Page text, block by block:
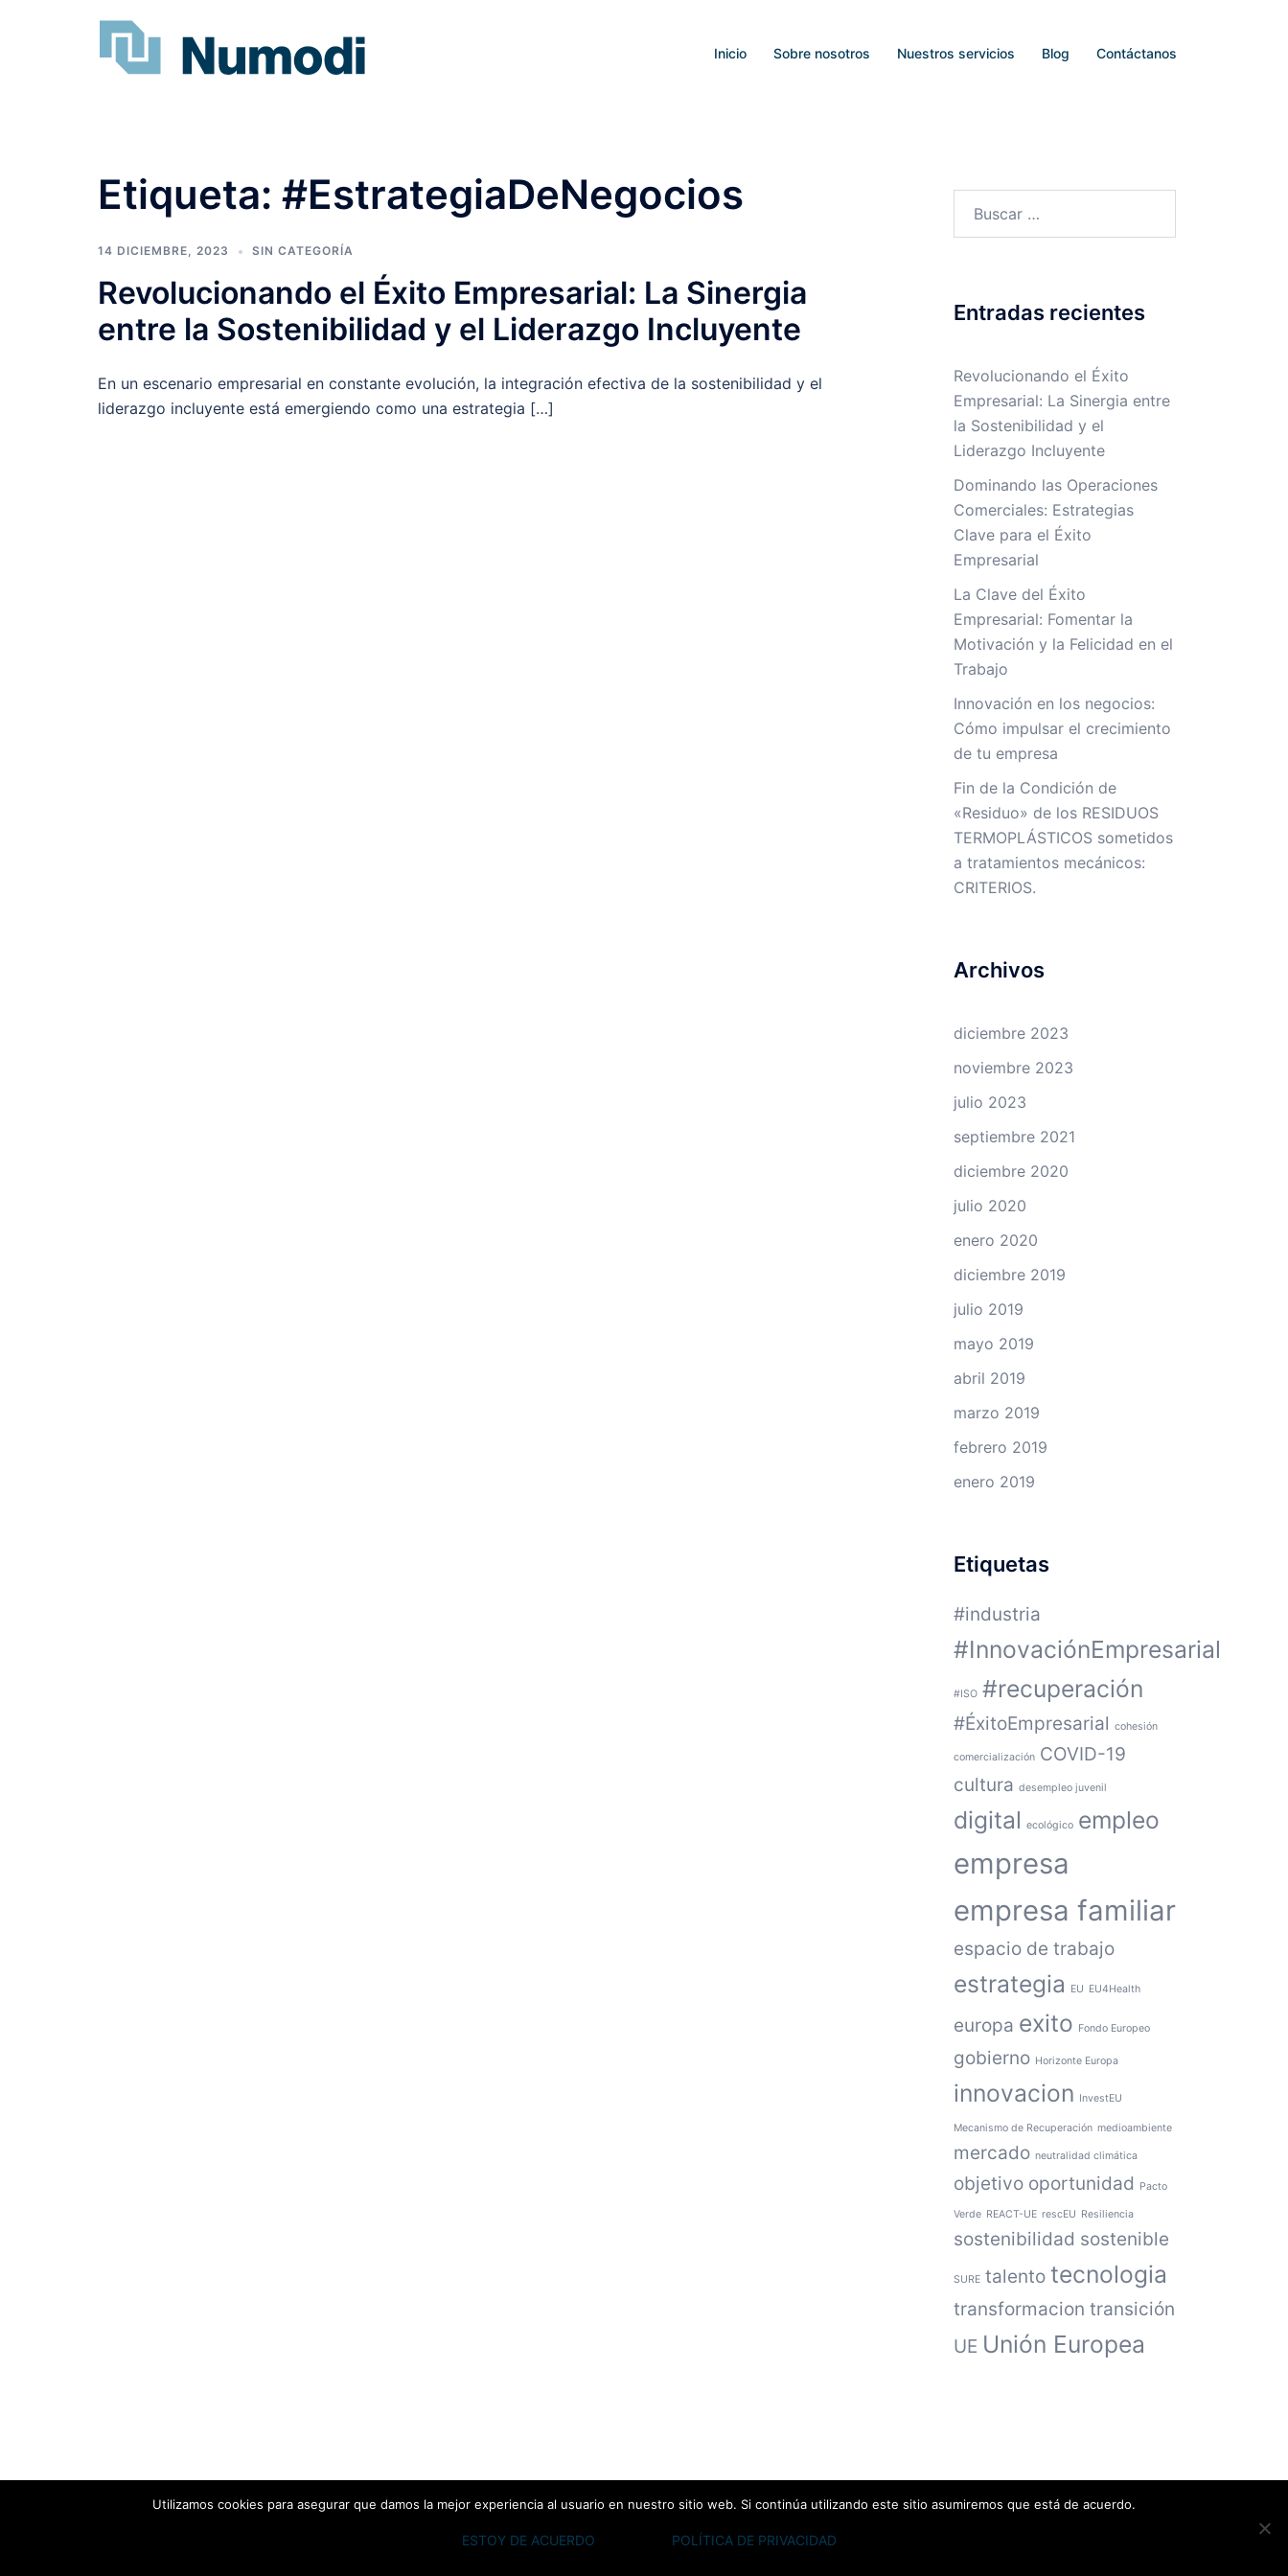
Inicio Sobre nosotros Nuestros servicios Blog Contáctanos
Etiqueta: #EstrategiaDeNegocios
14 DICIEMBRE, 2023 SIN CATEGORÍA
Revolucionando el Éxito Empresarial: La Sinergia
entre la Sostenibilidad y el Liderazgo Incluyente
En un escenario empresarial en constante evolución, la integración efectiva de la sostenibilidad y el
liderazgo incluyente está emergiendo como una estrategia […]
Entradas recientes
Revolucionando el Éxito
Empresarial: La Sinergia entre
la Sostenibilidad y el
Liderazgo Incluyente
Dominando las Operaciones
Comerciales: Estrategias
Clave para el Éxito
Empresarial
La Clave del Éxito
Empresarial: Fomentar la
Motivación y la Felicidad en el
Trabajo
Innovación en los negocios:
Cómo impulsar el crecimiento
de tu empresa
Fin de la Condición de
«Residuo» de los RESIDUOS
TERMOPLÁSTICOS sometidos
a tratamientos mecánicos:
CRITERIOS.
Archivos
diciembre 2023
noviembre 2023
julio 2023
septiembre 2021
diciembre 2020
julio 2020
enero 2020
diciembre 2019
julio 2019
mayo 2019
abril 2019
marzo 2019
febrero 2019
enero 2019
Etiquetas
#industria
#InnovaciónEmpresarial
#ISO #recuperación
#ÉxitoEmpresarial cohesión
comercialización COVID-19
cultura desempleo juvenil
digital ecológico empleo
empresa
empresa familiar
espacio de trabajo
estrategia EU EU4Health
europa exito Fondo Europeo
gobierno Horizonte Europa
innovacion InvestEU
Mecanismo de Recuperación medioambiente
mercado neutralidad climática
objetivo oportunidad Pacto
Verde REACT-UE rescEU Resiliencia
sostenibilidad sostenible
SURE talento tecnologia
transformacion transición
UE Unión Europea
Utilizamos cookies para asegurar que damos la mejor experiencia al usuario en nuestro sitio web. Si continúa utilizando este sitio asumiremos que está de acuerdo.
ESTOY DE ACUERDO POLÍTICA DE PRIVACIDAD